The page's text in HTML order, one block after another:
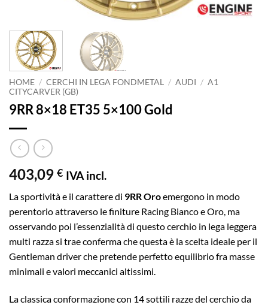
HOME / CERCHI IN LEGA FONDMETAL / AUDI / A1
CITYCARVER (GB)
9RR 8×18 ET35 5×100 Gold
403,09 € IVA incl.
La sportività e il carattere di 9RR Oroemergono in modo
perentorio attraverso le finiture Racing Bianco e Oro, ma
osservando poi l’essenzialità di questo cerchio in lega leggera
multi razza si trae conferma che questa è la scelta ideale per il
Gentleman driver che pretende perfetto equilibrio fra masse
minimali e valori meccanici altissimi.
La classica conformazione con 14 sottili razze del cerchio da